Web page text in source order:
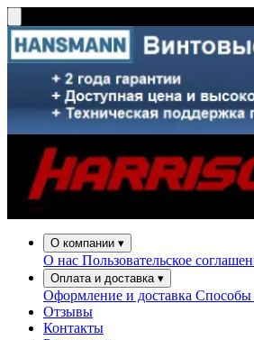
О компании ▾
О нас Пользовательское
Оплата и доставка ▾
Оформление и доставка Способы
Отзывы
Контакты